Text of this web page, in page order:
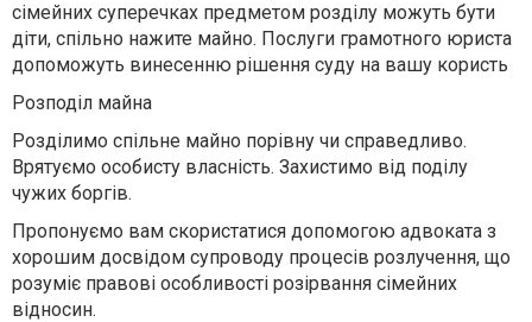
сімейних суперечках предметом розділу можуть бути
діти, спільно нажите майно. Послуги грамотного юриста
допоможуть винесенню рішення суду на вашу користь
Розподіл майна
Розділимо спільне майно порівну чи справедливо.
Врятуємо особисту власність. Захистимо від поділу
чужих боргів.
Пропонуємо вам скористатися допомогою адвоката з
хорошим досвідом супроводу процесів розлучення, що
розуміє правові особливості розірвання сімейних
відносин.